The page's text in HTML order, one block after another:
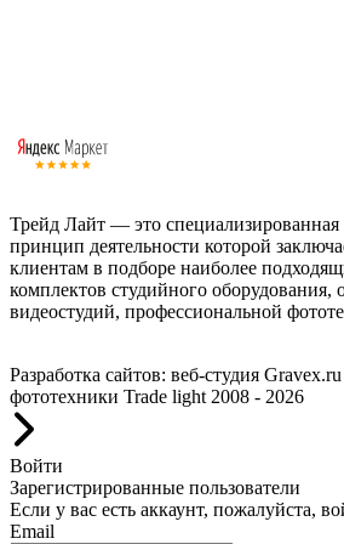
Трейд Лайт — это
принцип деятельности которой
клиентам в подборе наиболее
комплектов студийного оборудования,
видеостудий, профессиональной
Разработка сайтов: веб-студия Gravex.ru
фототехники Trade light 2008 - 2026
Войти
Зарегистрированные пользователи
Если у вас есть аккаунт, пожалуйста,
Email